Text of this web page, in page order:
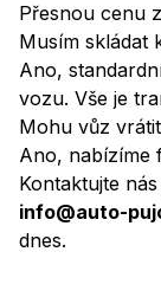
Přesnou cenu
Musím skládat
Ano,
vozu. Vše je
Mohu vůz
Ano, nabízíme
Kontaktujte
info@auto-
dnes.